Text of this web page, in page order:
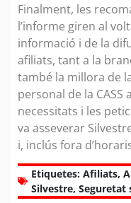
Finalment, les
l’informe giren al
informació i de la
afiliats, tant a la
també la millora de
personal de la CASS
necessitats i les
va asseverar
i, inclús fora
Etiquetes: Afiliats,
Silvestre, Seguretat